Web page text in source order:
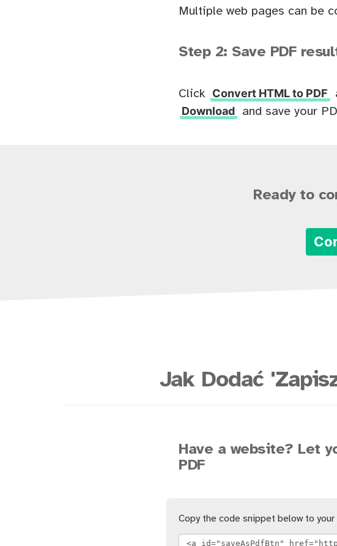
Multiple web pages can be
Step 2: Save PDF
Click Convert HTML to PDF
Download
and save your
Ready to
Jak Dodać
Have a website? Let
PDF
Copy the code snippet below to your